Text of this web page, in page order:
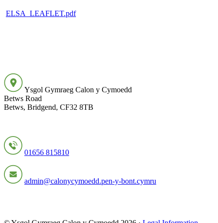
ELSA_LEAFLET.pdf
Ysgol Gymraeg Calon y Cymoedd
Betws Road
Betws, Bridgend, CF32 8TB
01656 815810
admin@calonycymoedd.pen-y-bont.cymru